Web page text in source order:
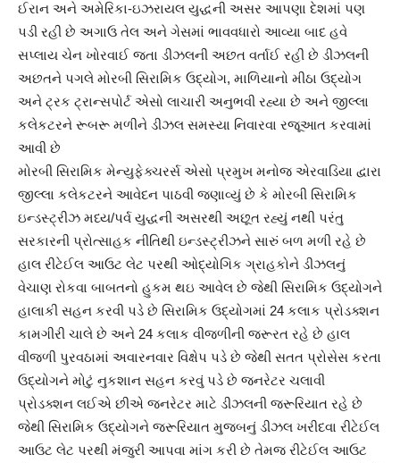
ઈરાન અને અમેરિકા-ઇઝરાયલ યુદ્ધની અસર આપણા દેશમાં પણ
પડી રહી છે અગાઉ તેલ અને ગેસમાં ભાવવધારો આવ્યા બાદ હવે
સપ્લાય ચેન ખોરવાઈ જતા ડીઝલની અછત વર્તાઈ રહી છે ડીઝલની
અછતને પગલે મોરબી સિરામિક ઉદ્યોગ, માળિયાનો મીઠા ઉદ્યોગ
અને ટ્રક ટ્રાન્સપોર્ટ એસો લાચારી અનુભવી રહ્યા છે અને જીલ્લા
કલેકટરને રૂબરૂ મળીને ડીઝલ સમસ્યા નિવારવા રજૂઆત કરવામાં
આવી છે
મોરબી સિરામિક મેન્યુફેક્ચરર્સ એસો પ્રમુખ મનોજ એરવાડિયા દ્વારા
જીલ્લા કલેકટરને આવેદન પાઠવી જણાવ્યું છે કે મોરબી સિરામિક
ઇન્ડસ્ટ્રીઝ મધ્ય/પર્વ યુદ્ધની અસરથી અછૂત રહ્યું નથી પરંતુ
સરકારની પ્રોત્સાહક નીતિથી ઇન્ડસ્ટ્રીઝને સારું બળ મળી રહે છે
હાલ રીટેઈલ આઉટ લેટ પરથી ઓદ્યોગિક ગ્રાહકોને ડીઝલનું
વેચાણ રોકવા બાબતનો હુકમ થઇ આવેલ છે જેથી સિરામિક ઉદ્યોગને
હાલાકી સહન કરવી પડે છે સિરામિક ઉદ્યોગમાં 24 કલાક પ્રોડક્શન
કામગીરી ચાલે છે અને 24 કલાક વીજળીની જરૂરત રહે છે હાલ
વીજળી પુરવઠામાં અવારનવાર વિક્ષેપ પડે છે જેથી સતત પ્રોસેસ કરતા
ઉદ્યોગને મોટું નુકશાન સહન કરવું પડે છે જનરેટર ચલાવી
પ્રોડક્શન લઈએ છીએ જનરેટર માટે ડીઝલની જરૂરિયાત રહે છે
જેથી સિરામિક ઉદ્યોગને જરૂરિયાત મુજબનું ડીઝલ ખરીદવા રીટેઈલ
આઉટ લેટ પરથી મંજુરી આપવા માંગ કરી છે તેમજ રીટેઈલ આઉટ